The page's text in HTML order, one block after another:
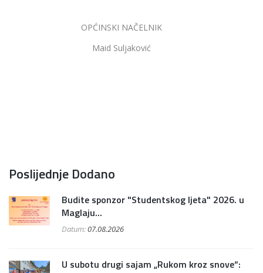
OPĆINSKI NAČELNIK
Maid Suljaković
Poslijednje Dodano
Budite sponzor "Studentskog ljeta" 2026. u
Maglaju...
Datum:07.08.2026
U subotu drugi sajam „Rukom kroz snove“: